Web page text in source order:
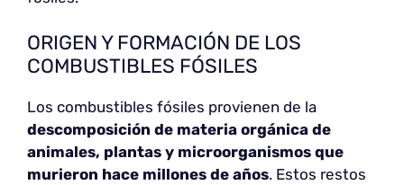
ORIGEN Y FORMACIÓN DE LOS
COMBUSTIBLES FÓSILES
Los combustibles fósiles provienen de la
descomposición de materia orgánica de
animales, plantas y microorganismos que
murieron hace millones de años. Estos restos